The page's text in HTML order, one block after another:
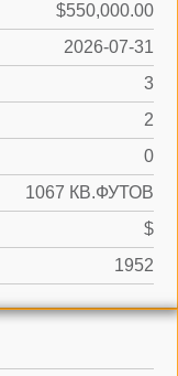
$550,000.00
2026-07-31
3
2
0
1067 КВ.ФУТОВ
$
1952